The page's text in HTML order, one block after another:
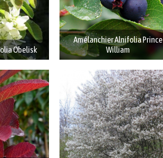
Obelisk
Amélanchier Alnifolia Prince
William